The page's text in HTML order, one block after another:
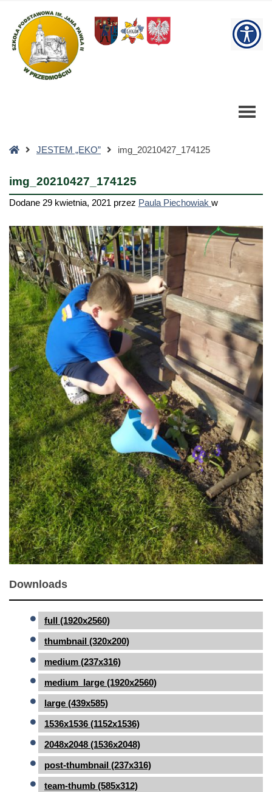
Szkoła
Podstawowa
StronaJESTEM „EKO” img_20210427_174125
img_20210427_174125
Dodane 29 kwietnia, 2021 przez Paula Piechowiak w
Downloads
full (1920x2560)
thumbnail (320x200)
medium (237x316)
medium_large (1920x2560)
large (439x585)
1536x1536 (1152x1536)
2048x2048 (1536x2048)
post-thumbnail (237x316)
team-thumb (585x312)